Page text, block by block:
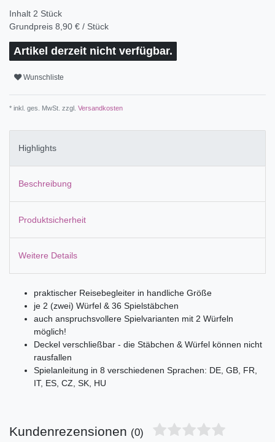
Inhalt 2 Stück
Grundpreis 8,90 € / Stück
Artikel derzeit nicht verfügbar.
Wunschliste
* inkl. ges. MwSt. zzgl. Versandkosten
Highlights
Beschreibung
Produktsicherheit
Weitere Details
praktischer Reisebegleiter in handliche Größe
je 2 (zwei) Würfel & 36 Spielstäbchen
auch anspruchsvollere Spielvarianten mit 2 Würfeln
möglich!
Deckel verschließbar - die Stäbchen & Würfel können nicht
rausfallen
Spielanleitung in 8 verschiedenen Sprachen: DE, GB, FR,
IT, ES, CZ, SK, HU
Kundenrezensionen (0)